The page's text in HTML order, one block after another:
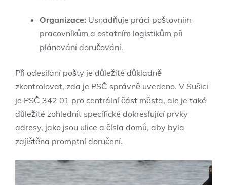
Organizace: Usnadňuje práci poštovním
pracovníkům a ostatním logistikům při
plánování doručování.
Při odesílání pošty je důležité důkladně
zkontrolovat, zda je PSČ správně uvedeno. V Sušici
je PSČ 342 01 pro centrální část města, ale je také
důležité zohlednit specifické dokreslující prvky
adresy, jako jsou ulice a čísla domů, aby byla
zajištěna promptní doručení.